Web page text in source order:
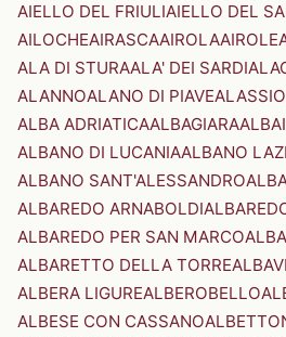
AIELLO DEL FRIULIAIELLO DEL
AILOCHEAIRASCAAIROLAAIROLE
ALA DI STURAALA' DEI SARDI
ALANNOALANO DI PIAVEALASSIO
ALBA ADRIATICAALBAGIARA
ALBANO DI LUCANIAALBANO
ALBANO SANT'ALESSANDRO
ALBAREDO ARNABOLDI
ALBAREDO PER SAN MARCO
ALBARETTO DELLA TORRE
ALBERA LIGUREALBEROBELLO
ALBESE CON CASSANO